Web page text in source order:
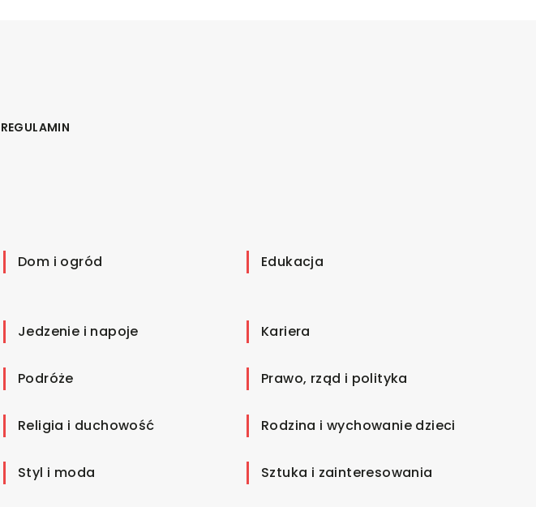
REGULAMIN
Dom i ogród Edukacja
Jedzenie i napoje Kariera
Podróże Prawo, rząd i polityka
Religia i duchowość Rodzina i wychowanie dzieci
Styl i moda Sztuka i zainteresowania